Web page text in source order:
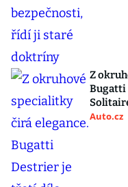
Z
Bugatti
Auto.cz